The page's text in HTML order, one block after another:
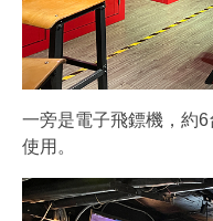
一旁是電子飛鏢機，約
使用。